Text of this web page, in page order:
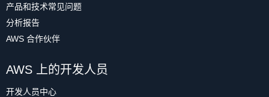
产品和技术常见问题
分析报告
AWS 合作伙伴
AWS 上的开发人员
开发人员中心